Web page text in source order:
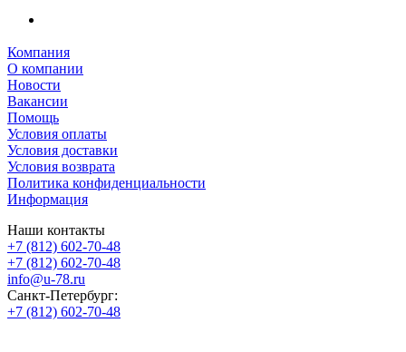
Компания
О компании
Новости
Вакансии
Помощь
Условия оплаты
Условия доставки
Условия возврата
Политика конфиденциальности
Информация
Наши контакты
+7 (812) 602-70-48
+7 (812) 602-70-48
info@u-78.ru
Санкт-Петербург:
+7 (812) 602-70-48